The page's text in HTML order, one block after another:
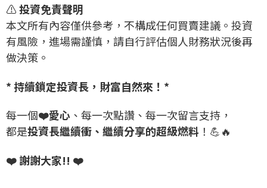
⚠️投資免責聲明
本文所有內容僅供參考，不構成任何買賣建議。投資
有風險，進場需謹慎，請自行評估個人財務狀況後再
做決策。
* 持續鎖定投資長，財富自然來！*
每一個❤️愛心 、每一次點讚、每一次留言支持，
都是投資長繼續衝、繼續分享的超級燃料 ！💪🔥
❤️ 謝謝大家!! ❤️